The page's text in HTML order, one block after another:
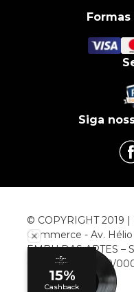
Siga
© COPYRIGHT 2019
Commerce - Av. Hélio
EMBU DAS ARTES –
CNPJ: 00.952.789/